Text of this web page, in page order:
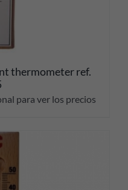
thermometer ref.
para ver los precios